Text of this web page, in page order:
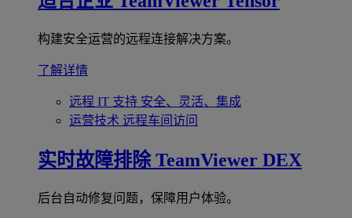
构建安全运营的远程连接解决方案。
了解详情
远程 IT 支持 安全、灵活、集成
运营技术 远程车间访问
实时故障排除 TeamViewer DEX
后台自动修复问题，保障用户体验。